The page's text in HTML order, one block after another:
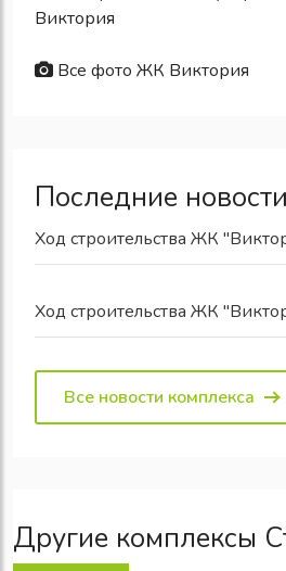
Виктория
Все фото ЖК Виктория
Последние новости
Ход строительства ЖК
Ход строительства ЖК
Все новости комплекса
Другие комплексы